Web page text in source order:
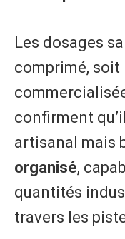
Les dosages
comprimé, soit
confirment
artisanal mais
organisé,
quantités
travers les